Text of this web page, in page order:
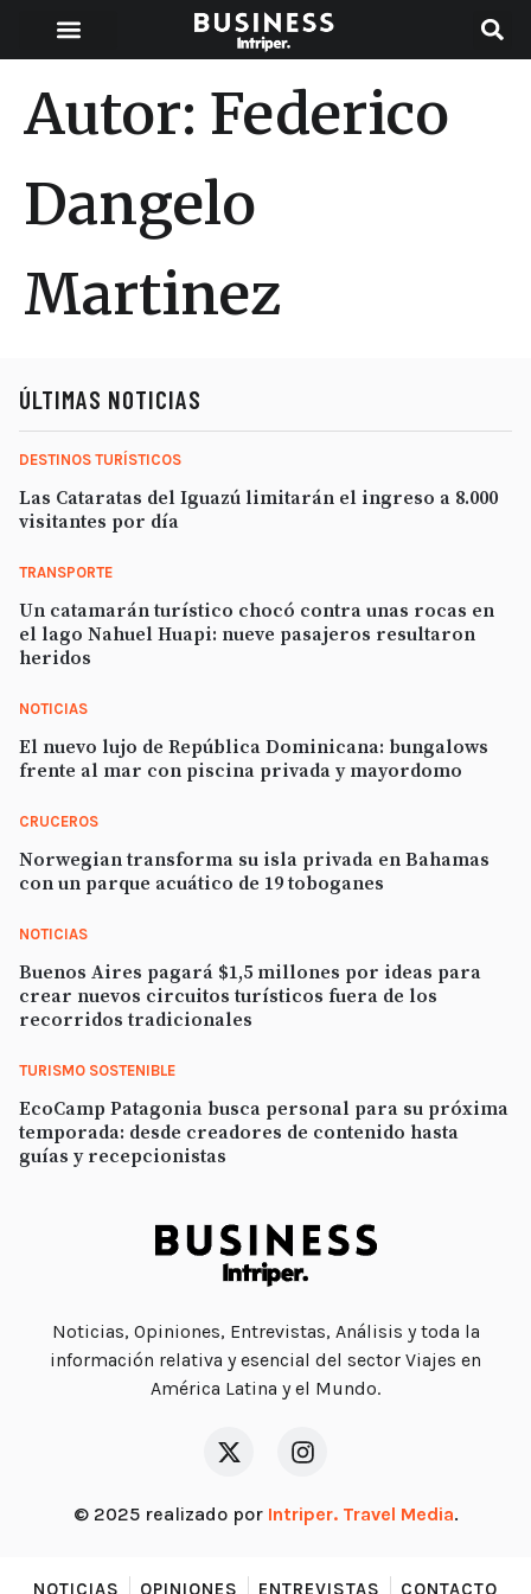
Autor: Federico
Dangelo
Martinez
Noticias, Opiniones, Entrevistas, Análisis y toda la
información relativa y esencial del sector Viajes en
América Latina y el Mundo.
© 2025 realizado por Intriper. Travel Media.
ÚLTIMAS NOTICIAS
DESTINOS TURÍSTICOS
Las Cataratas del Iguazú limitarán el ingreso a 8.000
visitantes por día
TRANSPORTE
Un catamarán turístico chocó contra unas rocas en
el lago Nahuel Huapi: nueve pasajeros resultaron
heridos
NOTICIAS
El nuevo lujo de República Dominicana: bungalows
frente al mar con piscina privada y mayordomo
CRUCEROS
Norwegian transforma su isla privada en Bahamas
con un parque acuático de 19 toboganes
NOTICIAS
Buenos Aires pagará $1,5 millones por ideas para
crear nuevos circuitos turísticos fuera de los
recorridos tradicionales
TURISMO SOSTENIBLE
EcoCamp Patagonia busca personal para su próxima
temporada: desde creadores de contenido hasta
guías y recepcionistas
NOTICIAS OPINIONES ENTREVISTAS CONTACTO